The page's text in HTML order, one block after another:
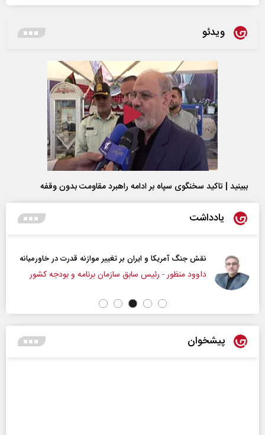
ویدئو
ببینید | تاکید سخنگوی سپاه بر ادامه راهبرد مقاومت بدون وقفه
یادداشت
نقش جنگ آمریکا و ایران بر تغییر موازنه قدرت در خاورمیانه
داوود منظور - رئیس سابق سازمان برنامه و بودجه کشور
پیشخوان